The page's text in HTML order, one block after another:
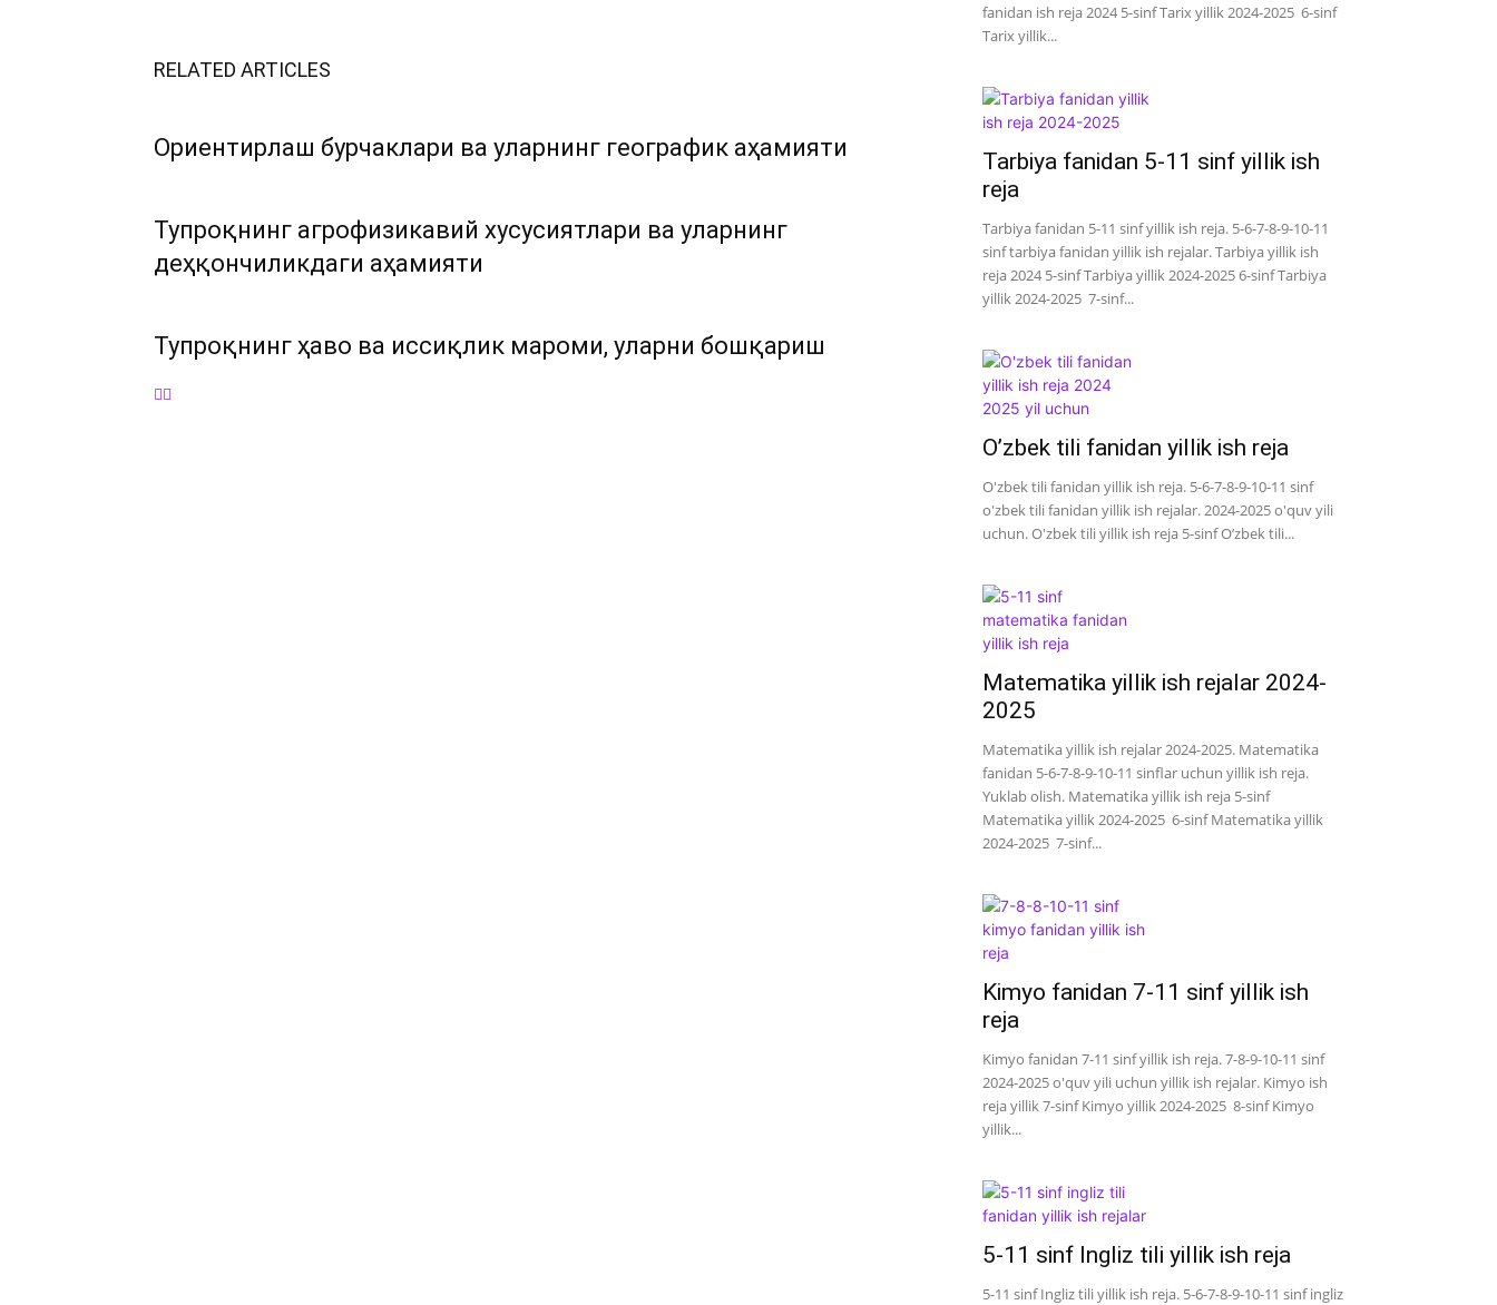
RELATED ARTICLES
Ориентирлаш бурчаклари ва уларнинг географик аҳамияти
Тупроқнинг агрофизикавий хусусиятлари ва уларнинг
деҳқончиликдаги аҳамияти
Тупроқнинг ҳаво ва иссиқлик мароми, уларни бошқариш
fanidan ish reja 2024 5-sinf Tarix yillik 2024-2025 6-sinf
Tarix yillik...
Tarbiya fanidan 5-11 sinf yillik ish
reja
Tarbiya fanidan 5-11 sinf yillik ish reja. 5-6-7-8-9-10-11
sinf tarbiya fanidan yillik ish rejalar. Tarbiya yillik ish
reja 2024 5-sinf Tarbiya yillik 2024-2025 6-sinf Tarbiya
yillik 2024-2025 7-sinf...
O’zbek tili fanidan yillik ish reja
O'zbek tili fanidan yillik ish reja. 5-6-7-8-9-10-11 sinf
o'zbek tili fanidan yillik ish rejalar. 2024-2025 o'quv yili
uchun. O'zbek tili yillik ish reja 5-sinf O’zbek tili...
Matematika yillik ish rejalar 2024-
2025
Matematika yillik ish rejalar 2024-2025. Matematika
fanidan 5-6-7-8-9-10-11 sinflar uchun yillik ish reja.
Yuklab olish. Matematika yillik ish reja 5-sinf
Matematika yillik 2024-2025 6-sinf Matematika yillik
2024-2025 7-sinf...
Kimyo fanidan 7-11 sinf yillik ish
reja
Kimyo fanidan 7-11 sinf yillik ish reja. 7-8-9-10-11 sinf
2024-2025 o'quv yili uchun yillik ish rejalar. Kimyo ish
reja yillik 7-sinf Kimyo yillik 2024-2025 8-sinf Kimyo
yillik...
5-11 sinf Ingliz tili yillik ish reja
5-11 sinf Ingliz tili yillik ish reja. 5-6-7-8-9-10-11 sinf ingliz